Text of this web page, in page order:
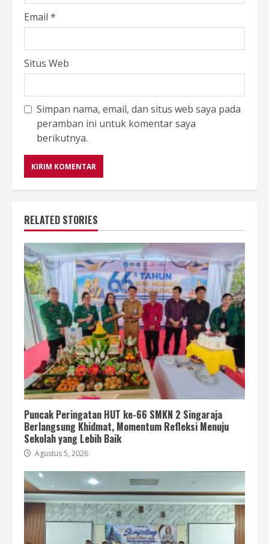
Email *
Situs Web
Simpan nama, email, dan situs web saya pada
peramban ini untuk komentar saya
berikutnya.
RELATED STORIES
Puncak Peringatan HUT ke-66 SMKN 2 Singaraja
Berlangsung Khidmat, Momentum Refleksi Menuju
Sekolah yang Lebih Baik
Agustus 5, 2026